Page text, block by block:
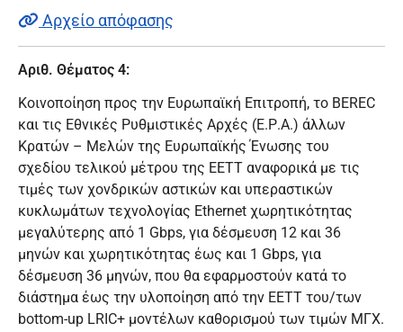
Αρχείο απόφασης
Αριθ. Θέματος 4:
Κοινοποίηση προς την Ευρωπαϊκή Επιτροπή, το BEREC
και τις Εθνικές Ρυθμιστικές Αρχές (Ε.Ρ.Α.) άλλων
Κρατών – Μελών της Ευρωπαϊκής Ένωσης του
σχεδίου τελικού μέτρου της ΕΕΤΤ αναφορικά με τις
τιμές των χονδρικών αστικών και υπεραστικών
κυκλωμάτων τεχνολογίας Ethernet χωρητικότητας
μεγαλύτερης από 1 Gbps, για δέσμευση 12 και 36
μηνών και χωρητικότητας έως και 1 Gbps, για
δέσμευση 36 μηνών, που θα εφαρμοστούν κατά το
διάστημα έως την υλοποίηση από την ΕΕΤΤ του/των
bottom-up LRIC+ μοντέλων καθορισμού των τιμών ΜΓΧ.